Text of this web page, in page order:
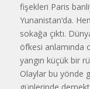
fişekleri Paris
Yunanistan‘da.
sokağa çıktı.
öfkesi anlamında
yangın küçük bir
Olaylar bu yönde